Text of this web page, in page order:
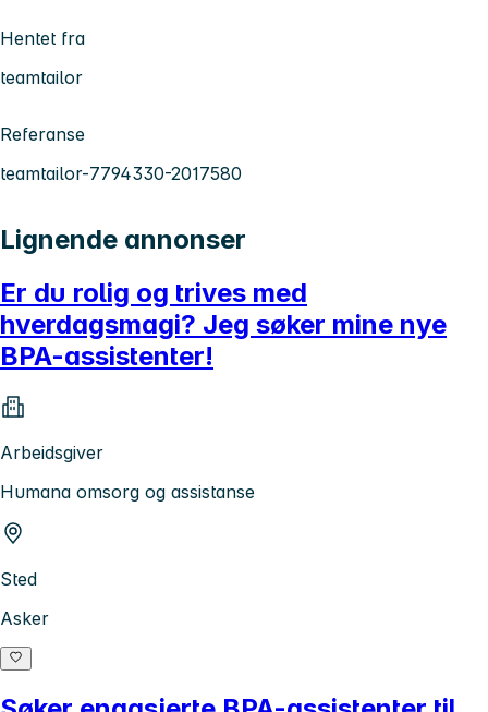
Hentet fra
teamtailor
Referanse
teamtailor-7794330-2017580
Lignende annonser
Er du rolig og trives med
hverdagsmagi? Jeg søker mine nye
BPA-assistenter!
Arbeidsgiver
Humana omsorg og assistanse
Sted
Asker